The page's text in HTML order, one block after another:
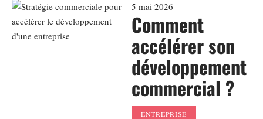
5 mai 2026
Comment
accélérer son
développement
commercial ?
ENTREPRISE